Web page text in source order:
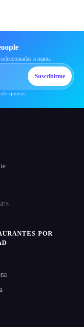
a mano.
Suscribirme
quieras.
POR